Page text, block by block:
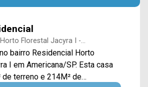
Florestal Jacyra I -
bairro Residencial Horto
Americana/SP. Esta casa
terreno e 214M² de